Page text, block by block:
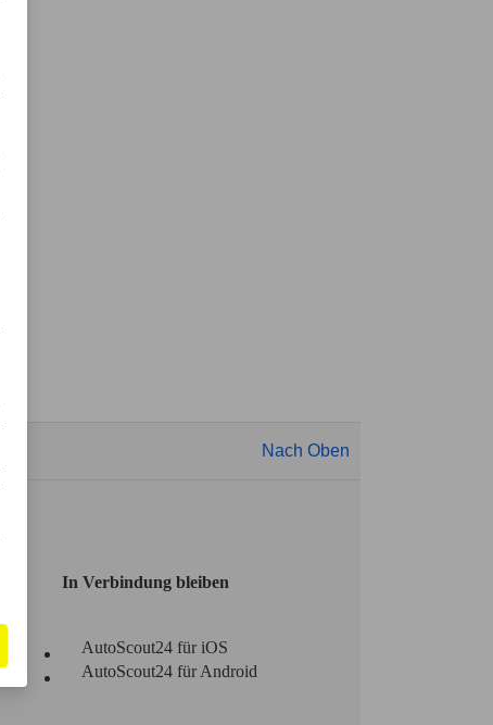
Nach Oben
In Verbindung bleiben
AutoScout24 für iOS
AutoScout24 für Android